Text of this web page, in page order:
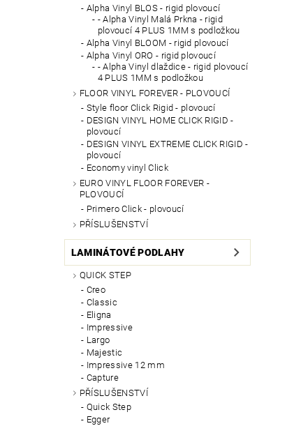
Alpha Vinyl BLOS - rigid plovoucí
- Alpha Vinyl Malá Prkna - rigid
plovoucí 4 PLUS 1MM s podložkou
Alpha Vinyl BLOOM - rigid plovoucí
Alpha Vinyl ORO - rigid plovoucí
- Alpha Vinyl dlaždice - rigid plovoucí
4 PLUS 1MM s podložkou
FLOOR VINYL FOREVER - PLOVOUCÍ
Style floor Click Rigid - plovoucí
DESIGN VINYL HOME CLICK RIGID -
plovoucí
DESIGN VINYL EXTREME CLICK RIGID -
plovoucí
Economy vinyl Click
EURO VINYL FLOOR FOREVER -
PLOVOUCÍ
Primero Click - plovoucí
PŘÍSLUŠENSTVÍ
LAMINÁTOVÉ PODLAHY
QUICK STEP
Creo
Classic
Eligna
Impressive
Largo
Majestic
Impressive 12 mm
Capture
PŘÍSLUŠENSTVÍ
Quick Step
Egger